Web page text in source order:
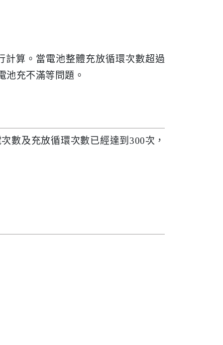
計算。當電池整體充放循環次數超過
池充不滿等問題。
數及充放循環次數已經達到300次，